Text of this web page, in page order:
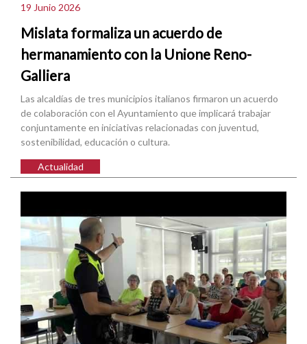
19 Junio 2026
Mislata formaliza un acuerdo de
hermanamiento con la Unione Reno-
Galliera
Las alcaldías de tres municipios italianos firmaron un acuerdo
de colaboración con el Ayuntamiento que implicará trabajar
conjuntamente en iniciativas relacionadas con juventud,
sostenibilidad, educación o cultura.
Actualidad